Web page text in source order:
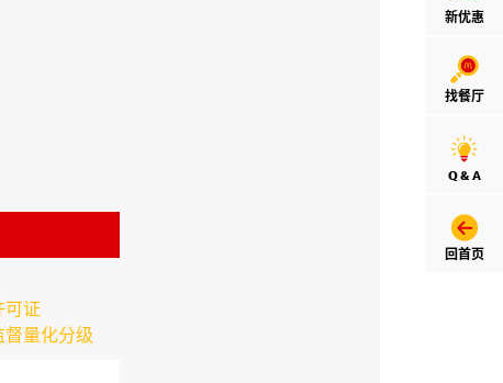
新优惠
找餐厅
Q & A
回首页
可证
量化分级